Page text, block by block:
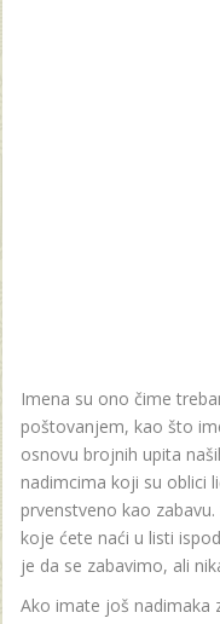
Imena su ono čime
poštovanjem, kao što
osnovu brojnih upita
nadimcima koji su oblici
prvenstveno kao
koje ćete naći u listi
je da se zabavimo, ali
Ako imate još nadimaka